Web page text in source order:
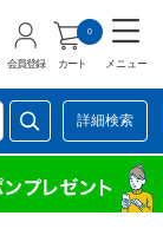
会員登録 カート
0
メニュー
詳細検索